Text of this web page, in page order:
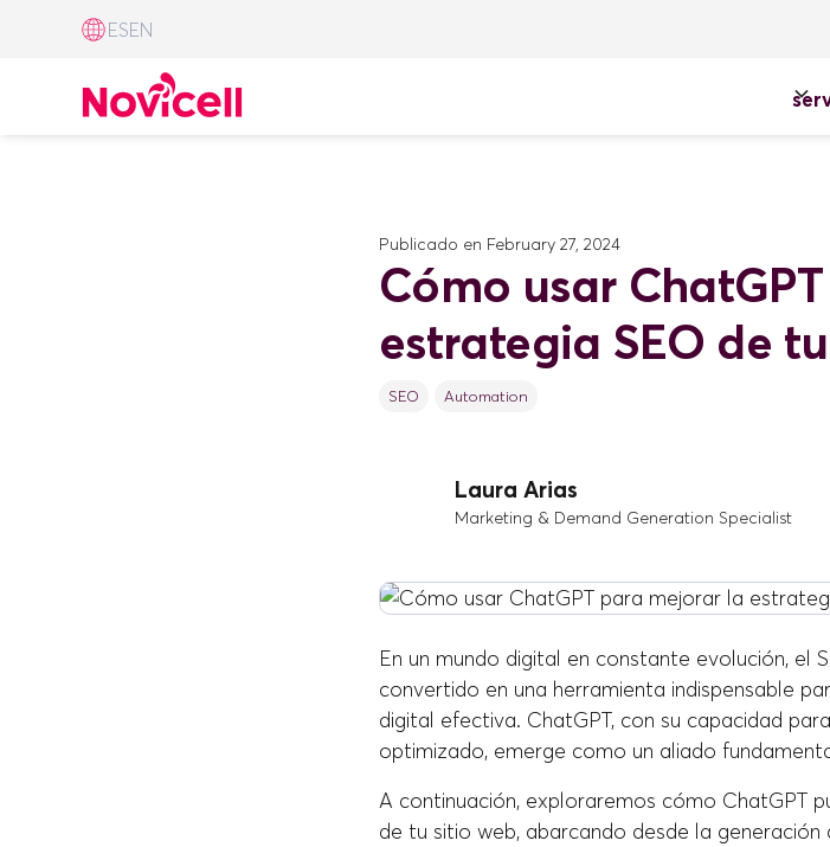
ESEN
Publicado en February 27, 2024
Cómo usar
estrategia SEO de
SEO Automation
Laura Arias
Marketing & Demand Generation Specialist
En un mundo digital en constante evolución, el
convertido en una herramienta indispensable
digital efectiva. ChatGPT, con su capacidad
optimizado, emerge como un aliado
A continuación, exploraremos cómo ChatGPT
de tu sitio web, abarcando desde la